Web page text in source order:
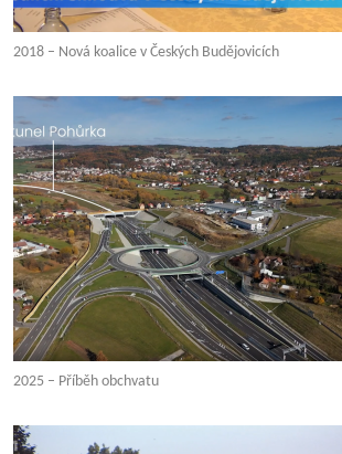
2018 – Nová koalice v Českých Budějovicích
2025 – Příběh obchvatu